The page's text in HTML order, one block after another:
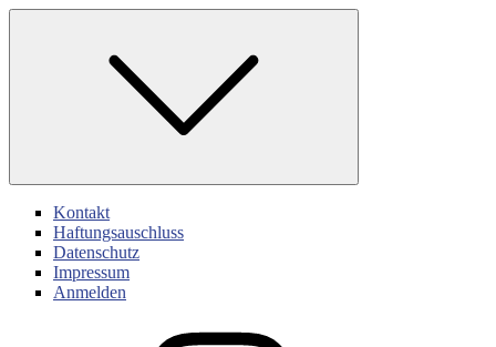
Skip
Kontakt
Haftungsauschluss
Datenschutz
Impressum
Anmelden